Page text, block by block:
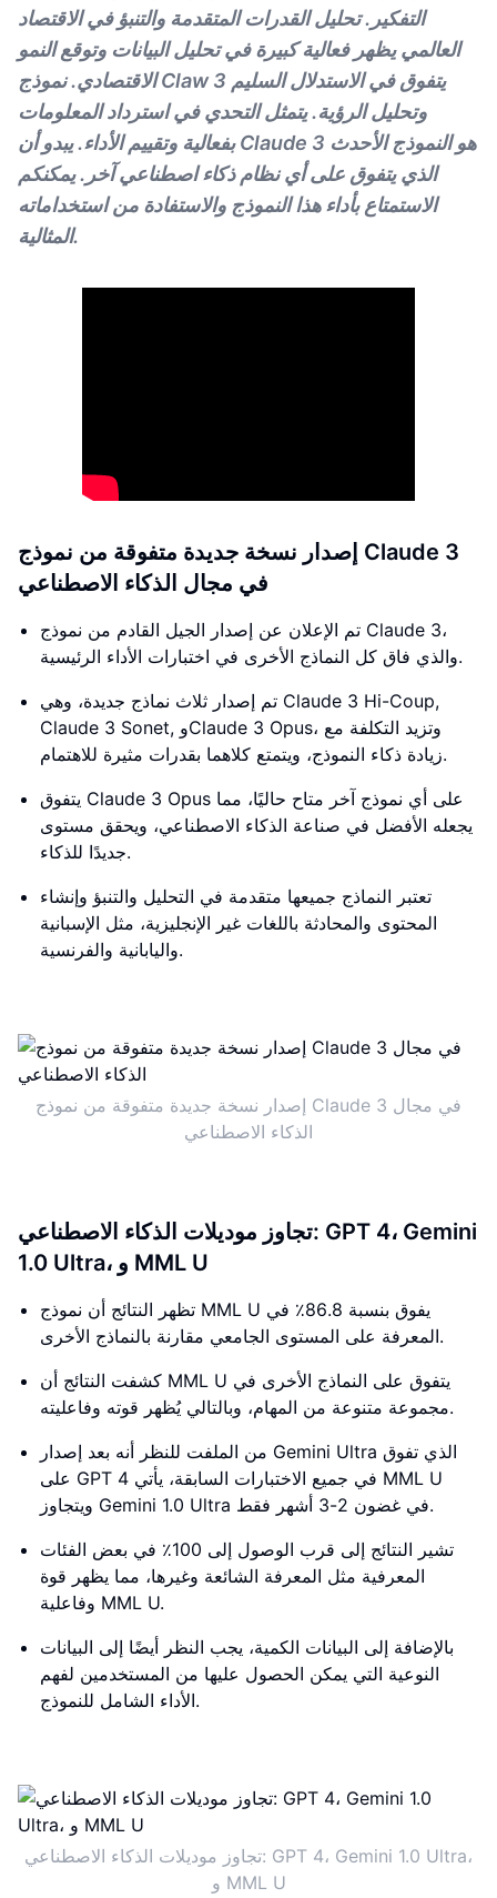
التفكير. تحليل القدرات المتقدمة والتنبؤ في الاقتصاد
العالمي يظهر فعالية كبيرة في تحليل البيانات وتوقع النمو
الاقتصادي. نموذج Claw 3 يتفوق في الاستدلال السليم
وتحليل الرؤية. يتمثل التحدي في استرداد المعلومات
بفعالية وتقييم الأداء. يبدو أن Claude 3 هو النموذج الأحدث
الذي يتفوق على أي نظام ذكاء اصطناعي آخر. يمكنكم
الاستمتاع بأداء هذا النموذج والاستفادة من استخداماته
المثالية.
إصدار نسخة جديدة متفوقة من نموذج Claude 3
في مجال الذكاء الاصطناعي
تم الإعلان عن إصدار الجيل القادم من نموذج Claude 3،
والذي فاق كل النماذج الأخرى في اختبارات الأداء الرئيسية.
تم إصدار ثلاث نماذج جديدة، وهي Claude 3 Hi-Coup,
Claude 3 Sonet, وClaude 3 Opus، وتزيد التكلفة مع
زيادة ذكاء النموذج، ويتمتع كلاهما بقدرات مثيرة للاهتمام.
يتفوق Claude 3 Opus على أي نموذج آخر متاح حاليًا، مما
يجعله الأفضل في صناعة الذكاء الاصطناعي، ويحقق مستوى
جديدًا للذكاء.
تعتبر النماذج جميعها متقدمة في التحليل والتنبؤ وإنشاء
المحتوى والمحادثة باللغات غير الإنجليزية، مثل الإسبانية
واليابانية والفرنسية.
إصدار نسخة جديدة متفوقة من نموذج Claude 3 في مجال
الذكاء الاصطناعي
تجاوز موديلات الذكاء الاصطناعي: GPT 4، Gemini
1.0 Ultra، و MML U
تظهر النتائج أن نموذج MML U يفوق بنسبة 86.8٪ في
المعرفة على المستوى الجامعي مقارنة بالنماذج الأخرى.
كشفت النتائج أن MML U يتفوق على النماذج الأخرى في
مجموعة متنوعة من المهام، وبالتالي يُظهر قوته وفاعليته.
من الملفت للنظر أنه بعد إصدار Gemini Ultra الذي تفوق
على GPT 4 في جميع الاختبارات السابقة، يأتي MML U
ويتجاوز Gemini 1.0 Ultra في غضون 2-3 أشهر فقط.
تشير النتائج إلى قرب الوصول إلى 100٪ في بعض الفئات
المعرفية مثل المعرفة الشائعة وغيرها، مما يظهر قوة
وفاعلية MML U.
بالإضافة إلى البيانات الكمية، يجب النظر أيضًا إلى البيانات
النوعية التي يمكن الحصول عليها من المستخدمين لفهم
الأداء الشامل للنموذج.
تجاوز موديلات الذكاء الاصطناعي: GPT 4، Gemini 1.0 Ultra،
و MML U